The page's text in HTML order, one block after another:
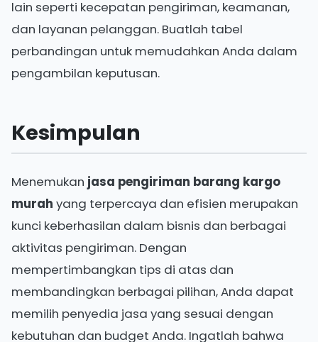
lain seperti kecepatan pengiriman, keamanan,
dan layanan pelanggan. Buatlah tabel
perbandingan untuk memudahkan Anda dalam
pengambilan keputusan.
Kesimpulan
Menemukan jasa pengiriman barang kargo
murah yang terpercaya dan efisien merupakan
kunci keberhasilan dalam bisnis dan berbagai
aktivitas pengiriman. Dengan
mempertimbangkan tips di atas dan
membandingkan berbagai pilihan, Anda dapat
memilih penyedia jasa yang sesuai dengan
kebutuhan dan budget Anda. Ingatlah bahwa